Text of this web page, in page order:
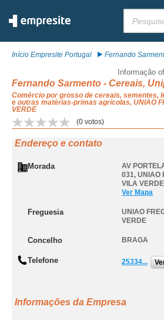
Início Empresite Portugal Fernando
Informação
Fernando Sarmento - Cereais,
Comércio por grosso de cereais, sementes,
e outras matérias-primas agrícolas, UNIAO
VERDE
(0 votos)
Endereço e contato
Morada
AV
031, UNIAO
VILA VERDE
Ver Mapa
Freguesia
UNIAO
VERDE
Concelho BRAGA
Telefone 25334...
Informações da Empresa